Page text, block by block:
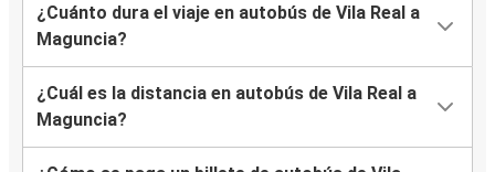
¿Cuánto dura el viaje en autobús de Vila Real a
Maguncia?
¿Cuál es la distancia en autobús de Vila Real a
Maguncia?